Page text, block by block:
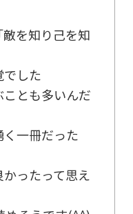
を知り己を知
でした
とも多いんだ
一冊だった
ったって思え